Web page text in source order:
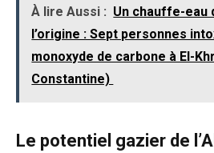
À lire Aussi : Un chauffe-eau
l’origine : Sept personnes
monoxyde de carbone à El-
Constantine)
Le potentiel gazier de